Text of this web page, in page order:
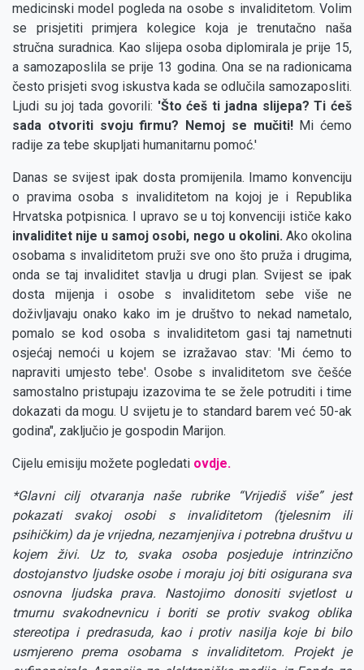
medicinski model pogleda na osobe s invaliditetom. Volim
se prisjetiti primjera kolegice koja je trenutačno naša
stručna suradnica. Kao slijepa osoba diplomirala je prije 15,
a samozaposlila se prije 13 godina. Ona se na radionicama
često prisjeti svog iskustva kada se odlučila samozaposliti.
Ljudi su joj tada govorili: 'Što ćeš ti jadna slijepa? Ti ćeš
sada otvoriti svoju firmu? Nemoj se mučiti! Mi ćemo
radije za tebe skupljati humanitarnu pomoć.'
Danas se svijest ipak dosta promijenila. Imamo konvenciju
o pravima osoba s invaliditetom na kojoj je i Republika
Hrvatska potpisnica. I upravo se u toj konvenciji ističe kako
invaliditet nije u samoj osobi, nego u okolini. Ako okolina
osobama s invaliditetom pruži sve ono što pruža i drugima,
onda se taj invaliditet stavlja u drugi plan. Svijest se ipak
dosta mijenja i osobe s invaliditetom sebe više ne
doživljavaju onako kako im je društvo to nekad nametalo,
pomalo se kod osoba s invaliditetom gasi taj nametnuti
osjećaj nemoći u kojem se izražavao stav: 'Mi ćemo to
napraviti umjesto tebe'. Osobe s invaliditetom sve češće
samostalno pristupaju izazovima te se žele potruditi i time
dokazati da mogu. U svijetu je to standard barem već 50-ak
godina", zaključio je gospodin Marijon.
Cijelu emisiju možete pogledati ovdje.
*Glavni cilj otvaranja naše rubrike “Vrijediš više” jest
pokazati svakoj osobi s invaliditetom (tjelesnim ili
psihičkim) da je vrijedna, nezamjenjiva i potrebna društvu u
kojem živi. Uz to, svaka osoba posjeduje intrinzično
dostojanstvo ljudske osobe i moraju joj biti osigurana sva
osnovna ljudska prava. Nastojimo donositi svjetlost u
tmurnu svakodnevnicu i boriti se protiv svakog oblika
stereotipa i predrasuda, kao i protiv nasilja koje bi bilo
usmjereno prema osobama s invaliditetom. Projekt je